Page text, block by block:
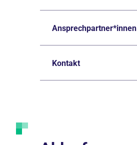
Ansprechpartner*innen
Kontakt